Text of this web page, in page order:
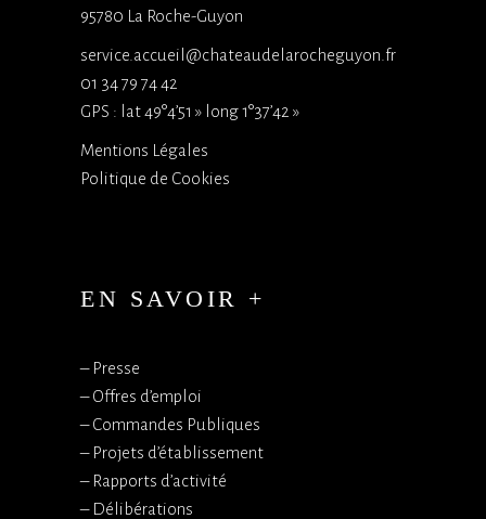
95780 La Roche-Guyon
service.accueil@chateaudelarocheguyon.fr
01 34 79 74 42
GPS : lat 49°4’51 » long 1°37’42 »
Mentions Légales
Politique de Cookies
EN SAVOIR +
– Presse
–Offres d’emploi
–Commandes Publiques
– Projets d’établissement
– Rapports d’activité
– Délibérations